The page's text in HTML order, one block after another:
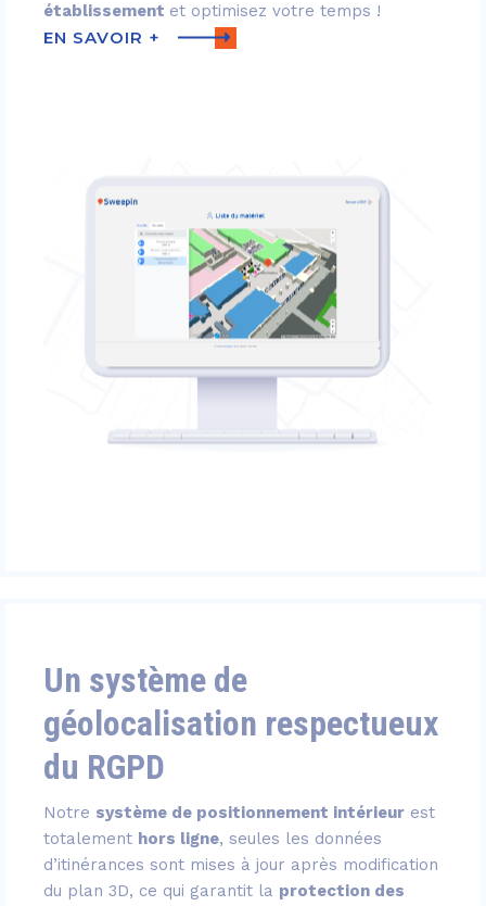
établissement et optimisez votre temps !
EN SAVOIR +
Un système de
géolocalisation respectueux
du RGPD
Notre système de positionnement intérieur est
totalement hors ligne, seules les données
d’itinérances sont mises à jour après modification
du plan 3D, ce qui garantit la protection des